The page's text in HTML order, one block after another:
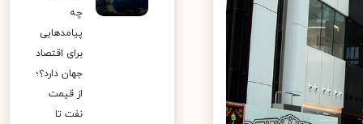
چه
پیامدهایی
برای اقتصاد
جهان دارد؟؛
از قیمت
نفت تا